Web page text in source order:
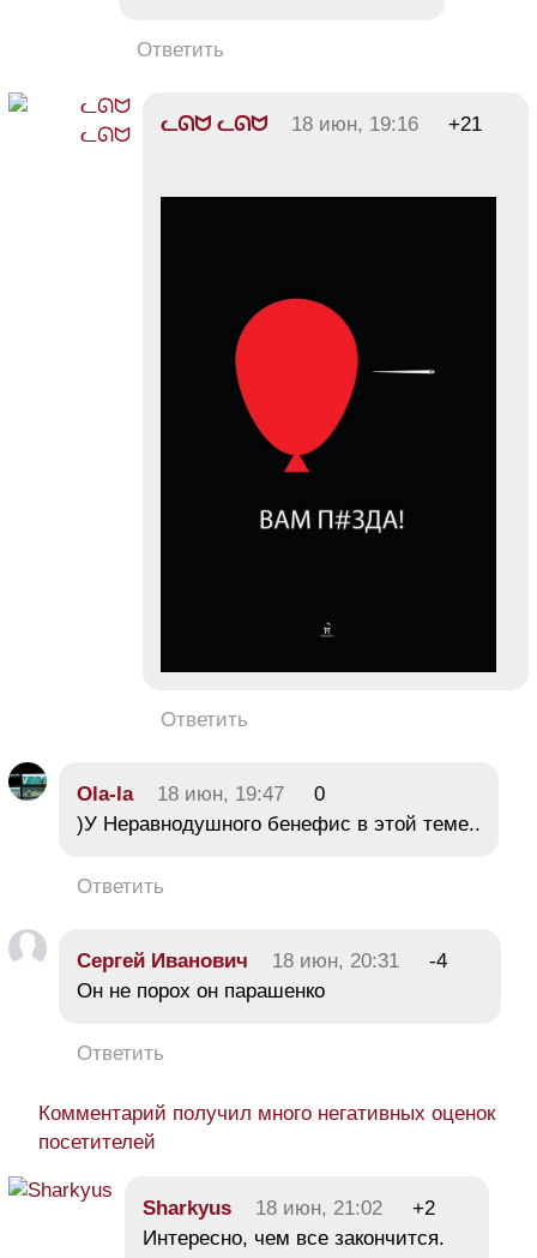
Ответить
ᓚᘏᗢ ᓚᘏᗢ 18 июн, 19:16 +21
Ответить
Ola-la 18 июн, 19:47
0
)У Неравнодушного бенефис в этой теме..
Ответить
Сергей Иванович 18 июн, 20:31
-4
Он не порох он парашенко
Ответить
Комментарий получил много негативных оценок
посетителей
Sharkyus 18 июн, 21:02
+2
Интересно, чем все закончится.